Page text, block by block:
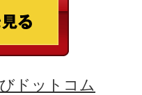
ドットコム